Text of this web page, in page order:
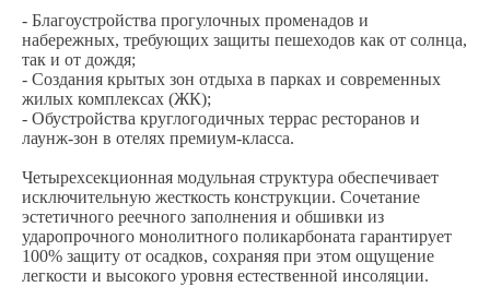
- Благоустройства прогулочных променадов и
набережных, требующих защиты пешеходов как от солнца,
так и от дождя;
- Создания крытых зон отдыха в парках и современных
жилых комплексах (ЖК);
- Обустройства круглогодичных террас ресторанов и
лаунж-зон в отелях премиум-класса.
Четырехсекционная модульная структура обеспечивает
исключительную жесткость конструкции. Сочетание
эстетичного реечного заполнения и обшивки из
ударопрочного монолитного поликарбоната гарантирует
100% защиту от осадков, сохраняя при этом ощущение
легкости и высокого уровня естественной инсоляции.